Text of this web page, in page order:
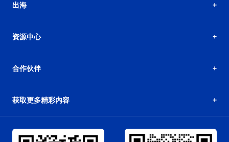
出海
资源中心
合作伙伴
获取更多精彩内容